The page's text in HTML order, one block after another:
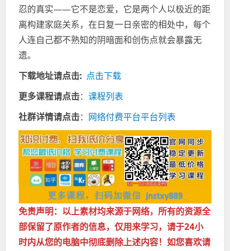
忍的真实——它不是恋爱，它是两个人以极近的距
离构建家庭关系，在日复一日亲密的相处中，每个
人连自己都不熟知的阴暗面和创伤点就会暴露无
遗。
下载地址请点击: 点击下载
更多课程请点击： 课程列表
社群详情请点击： 网络付费平台平台列表
免责声明：以上素材均来源于网络，所有的资源全
部保留了原作者的信息，仅用来学习，请于24小
时内从您的电脑中彻底删除上述内容！如您喜欢请